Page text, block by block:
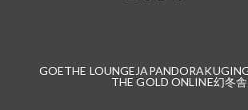
GOETHE LOUNGE JAPANDORAKU
THE GOLD ONLINE幻冬舎